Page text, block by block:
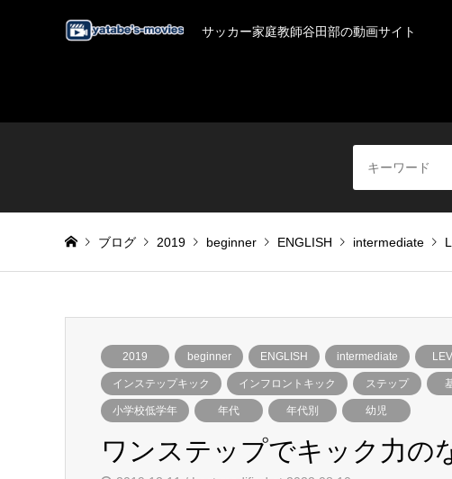
サッカー家庭教師谷田部の動画サイト
ブログ 2019 beginner ENGLISH intermediate
2019 beginner ENGLISH intermediate
インステップキック インフロントキック ステップ
小学校低学年 年代 年代別 幼児
ワンステップでキック力の